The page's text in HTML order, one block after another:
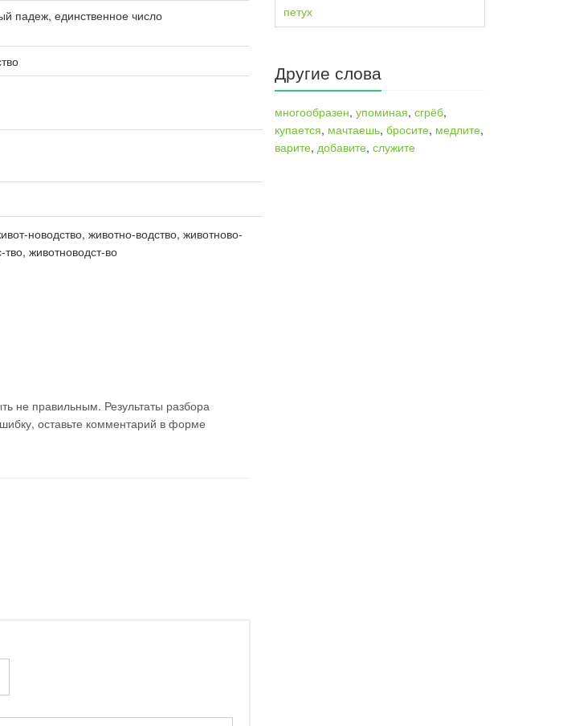
падеж, единственное число
новодство, животно-водство, животново-
животноводст-во
не правильным. Результаты разбора
оставьте комментарий в форме
петух
Другие слова
многообразен, упоминая, сгрёб,
купается, мачтаешь, бросите, медлите,
варите, добавите, служите